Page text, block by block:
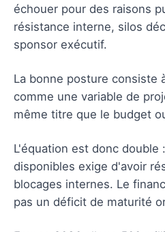
échouer pour des raisons
résistance interne, silos
sponsor exécutif.
La bonne posture consiste
comme une variable de
même titre que le budget
L'équation est donc double
disponibles exige d'avoir
blocages internes. Le
pas un déficit de maturité